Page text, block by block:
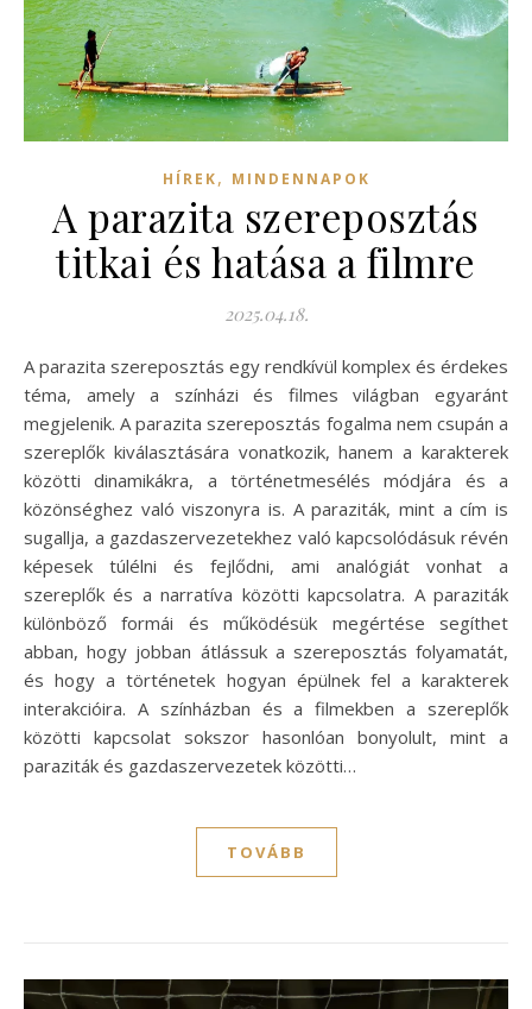
HÍREK, MINDENNAPOK
A parazita szereposztás
titkai és hatása a filmre
2025.04.18.
A parazita szereposztás egy rendkívül komplex és érdekes
téma, amely a színházi és filmes világban egyaránt
megjelenik. A parazita szereposztás fogalma nem csupán a
szereplők kiválasztására vonatkozik, hanem a karakterek
közötti dinamikákra, a történetmesélés módjára és a
közönséghez való viszonyra is. A paraziták, mint a cím is
sugallja, a gazdaszervezetekhez való kapcsolódásuk révén
képesek túlélni és fejlődni, ami analógiát vonhat a
szereplők és a narratíva közötti kapcsolatra. A paraziták
különböző formái és működésük megértése segíthet
abban, hogy jobban átlássuk a szereposztás folyamatát,
és hogy a történetek hogyan épülnek fel a karakterek
interakcióira. A színházban és a filmekben a szereplők
közötti kapcsolat sokszor hasonlóan bonyolult, mint a
paraziták és gazdaszervezetek közötti…
TOVÁBB